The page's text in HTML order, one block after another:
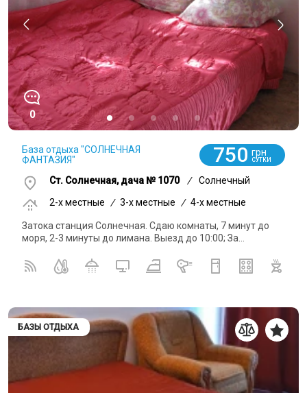
0
База отдыха "СОЛНЕЧНАЯ
ФАНТАЗИЯ"
750 грн
СУТКИ
Ст. Солнечная, дача № 1070 /
Солнечный
2-x местные
/ 3-x местные / 4-x местные
Затока станция Солнечная. Сдаю комнаты, 7 минут до
моря, 2-3 минуты до лимана. Выезд до 10:00; За...
БАЗЫ ОТДЫХА